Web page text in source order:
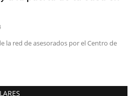
la red de asesorados por el Centro de